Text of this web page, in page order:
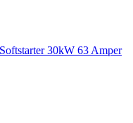
30kW 63 Amper